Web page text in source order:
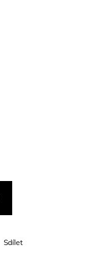
Sdílet